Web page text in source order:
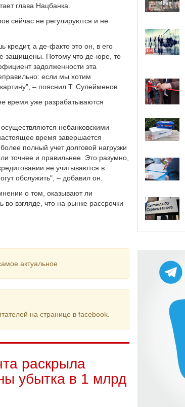
глава Нацбанка.
сейчас не регулируются и не
кредит, а де-факто это он, в его
защищены. Потому что де-юре, то
задолженности эта
если мы хотим
– пояснил Т. Сулейменов.
время уже разрабатываются
небанковскими
время завершается
полный учет долговой нагрузки
точнее и правильнее. Это разумно,
не учитываются в
обслужить", – добавил он.
о том, оказывают ли
взгляде, что на рынке рассрочки
актуальное
на странице в facebook.
раскрыла
убытка в 1 млрд